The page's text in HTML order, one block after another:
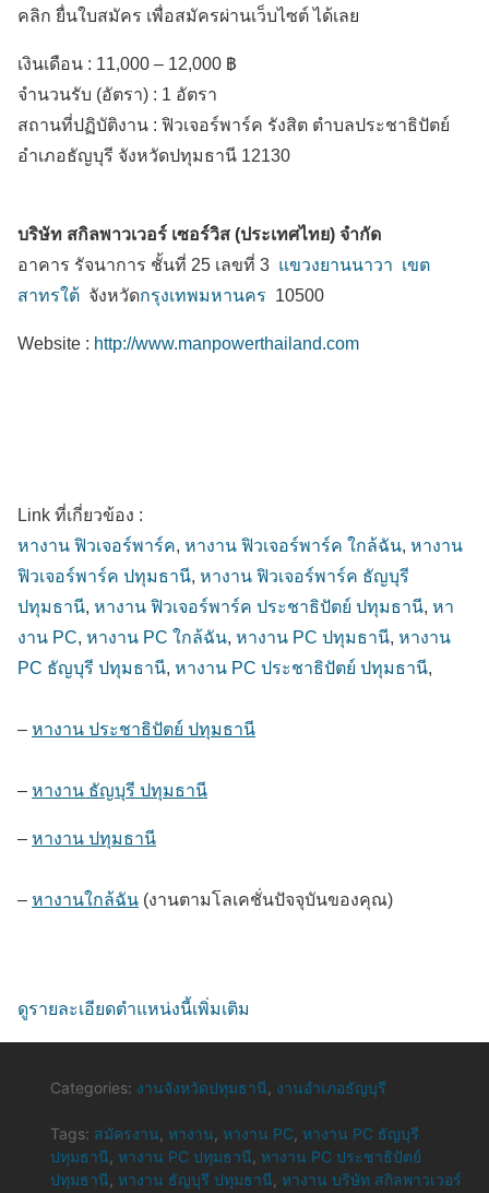
คลิก ยื่นใบสมัคร เพื่อสมัครผ่านเว็บไซต์ ได้เลย
เงินเดือน : 11,000 – 12,000 ฿
จำนวนรับ (อัตรา) : 1 อัตรา
สถานที่ปฏิบัติงาน : ฟิวเจอร์พาร์ค รังสิต ตำบลประชาธิปัตย์
อำเภอธัญบุรี จังหวัดปทุมธานี 12130
บริษัท สกิลพาวเวอร์ เซอร์วิส (ประเทศไทย) จำกัด
อาคาร รัจนาการ ชั้นที่ 25 เลขที่ 3 แขวงยานนาวา เขต
สาทรใต้ จังหวัดกรุงเทพมหานคร 10500
Website : http://www.manpowerthailand.com
Link ที่เกี่ยวข้อง :
หางาน ฟิวเจอร์พาร์ค, หางาน ฟิวเจอร์พาร์ค ใกล้ฉัน, หางาน
ฟิวเจอร์พาร์ค ปทุมธานี, หางาน ฟิวเจอร์พาร์ค ธัญบุรี
ปทุมธานี, หางาน ฟิวเจอร์พาร์ค ประชาธิปัตย์ ปทุมธานี, หา
งาน PC, หางาน PC ใกล้ฉัน, หางาน PC ปทุมธานี, หางาน
PC ธัญบุรี ปทุมธานี, หางาน PC ประชาธิปัตย์ ปทุมธานี,
– หางาน ประชาธิปัตย์ ปทุมธานี
– หางาน ธัญบุรี ปทุมธานี
– หางาน ปทุมธานี
– หางานใกล้ฉัน (งานตามโลเคชั่นปัจจุบันของคุณ)
ดูรายละเอียดตำแหน่งนี้เพิ่มเติม
Categories: งานจังหวัดปทุมธานี งานอำเภอธัญบุรี
Tags: สมัครงาน หางาน หางาน PC หางาน PC ธัญบุรี
ปทุมธานี หางาน PC ปทุมธานี หางาน PC ประชาธิปัตย์
ปทุมธานี หางาน ธัญบุรี ปทุมธานี หางาน บริษัท สกิลพาวเวอร์